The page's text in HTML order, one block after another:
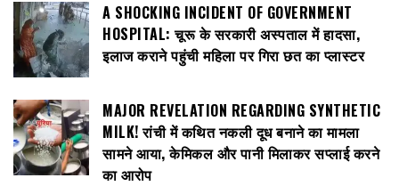
A SHOCKING INCIDENT OF GOVERNMENT
HOSPITAL: चूरू के सरकारी अस्पताल में हादसा,
इलाज कराने पहुंची महिला पर गिरा छत का प्लास्टर
MAJOR REVELATION REGARDING SYNTHETIC
MILK! रांची में कथित नकली दूध बनाने का मामला
सामने आया, केमिकल और पानी मिलाकर सप्लाई करने
का आरोप